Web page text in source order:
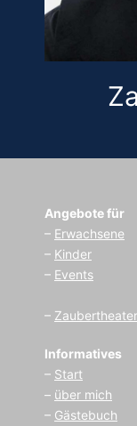
Angebote für
– Erwachsene
– Kinder
– Events
– Zaubertheater
Informatives
– Start
– über mich
– Gästebuch